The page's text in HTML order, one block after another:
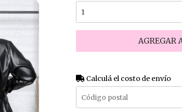
AGREGAR
Calculá el costo de envío